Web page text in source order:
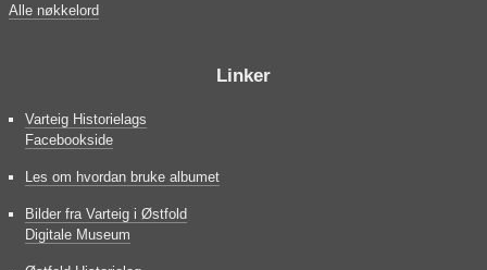
Alle nøkkelord
Linker
Varteig Historielags
Facebookside
Les om hvordan bruke albumet
Bilder fra Varteig i Østfold
Digitale Museum